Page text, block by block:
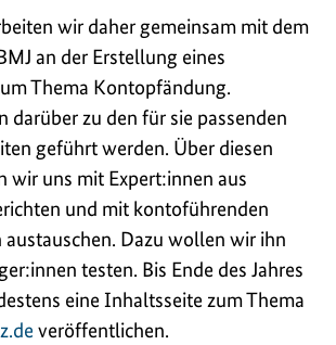
wir daher gemeinsam mit dem
an der Erstellung eines
Thema Kontopfändung.
darüber zu den für sie passenden
geführt werden. Über diesen
wir uns mit Expert:innen aus
und mit kontoführenden
Dazu wollen wir ihn
testen. Bis Ende des Jahres
eine Inhaltsseite zum Thema
veröffentlichen.